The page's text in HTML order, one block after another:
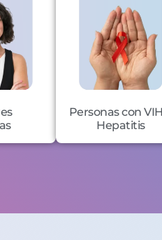
Personas con
Hepatitis